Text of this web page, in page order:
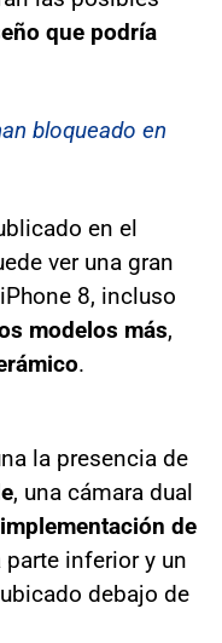
que podría
bloqueado en
en el
ver una gran
8, incluso
modelos más,
.
la presencia de
, una cámara dual
de
parte inferior y un
ubicado debajo de